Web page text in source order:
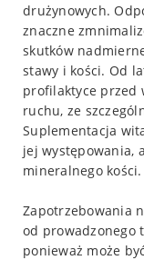
drużynowych.
znaczne
skutków
stawy i kości. Od
profilaktyce przed
ruchu, ze
Suplementacja
jej występowania,
mineralnego kości.
Zapotrzebowania
od prowadzonego
ponieważ może